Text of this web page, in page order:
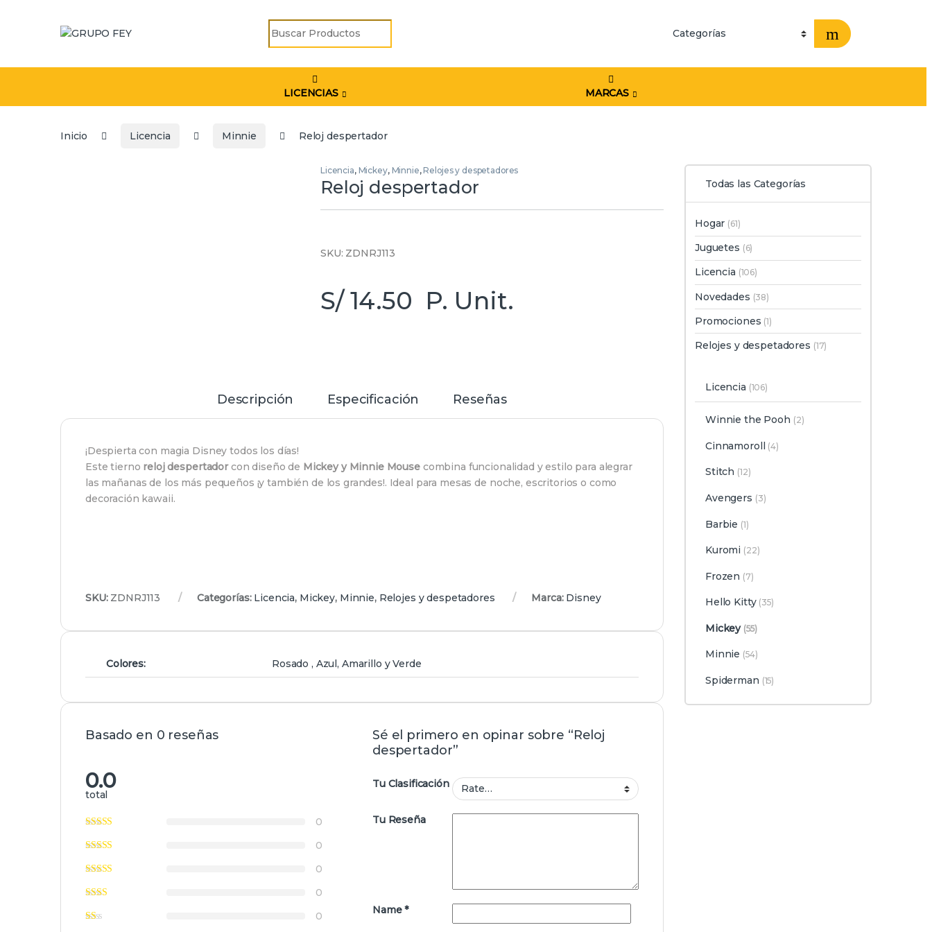
Search for:
LICENCIAS MARCAS
Inicio Licencia Minnie Reloj despertador
Licencia, Mickey, Minnie,Relojes y despetadores
Reloj despertador
SKU: ZDNRJ113
S/14.50 P. Unit.
Descripción Especificación Reseñas
¡Despierta con magia Disney todos los días!
Este tierno reloj despertadorcon diseño de Mickey y Minnie Mousecombina funcionalidad y estilo para alegrar
las mañanas de los más pequeños ¡y también de los grandes!. Ideal para mesas de noche, escritorios o como
decoración kawaii.
SKU: ZDNRJ113 Categorías: Licencia, Mickey, Minnie, Relojes y despetadores Marca: Disney
Colores: Rosado , Azul, Amarillo y Verde
Basado en 0 reseñas
0.0
total
0
0
0
0
0
Sé el primero en opinar sobre “Reloj
despertador”
Tu Clasificación
Tu Reseña
Name*
Todas las Categorías
Hogar (61)
Juguetes (6)
Licencia (106)
Novedades (38)
Promociones (1)
Relojes y despetadores (17)
Licencia (106)
Winnie the Pooh (2)
Cinnamoroll (4)
Stitch (12)
Avengers (3)
Barbie (1)
Kuromi (22)
Frozen (7)
Hello Kitty (35)
Mickey (55)
Minnie (54)
Spiderman (15)